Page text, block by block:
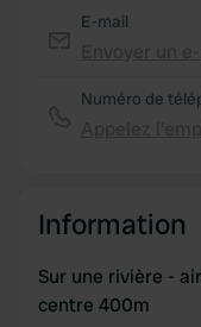
E-mail
Numéro de
Information
Sur une rivière -
centre 400m